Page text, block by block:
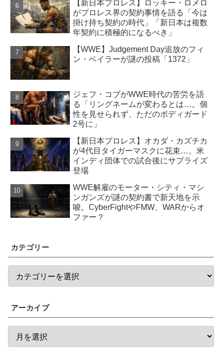
【新日本プロレス】ロッキー・ロメロ
がプロレス界の契約事情を語る「今は
掛け持ち契約の時代」「新日本は複数
年契約に積極的になるべき」
【WWE】Judgement Day追放のフィ
ン・ベイラーが謎の投稿「1372」
ジェフ・コブがWWE時代の苦労を語
る「リングネームが変わるとは…。個
性を見せられず、ただのボディガード
2号に」
【新日本プロレス】オカダ・カズチカ
が4代目タイガーマスクに花束…。米
インディ団体での試合後にサプライズ
登場
WWE解雇のモーター・シティ・マシ
ンガンズが謎の契約書で新天地を示
唆。CyberFightやFMW、WARからオ
ファー？
カテゴリー
アーカイブ